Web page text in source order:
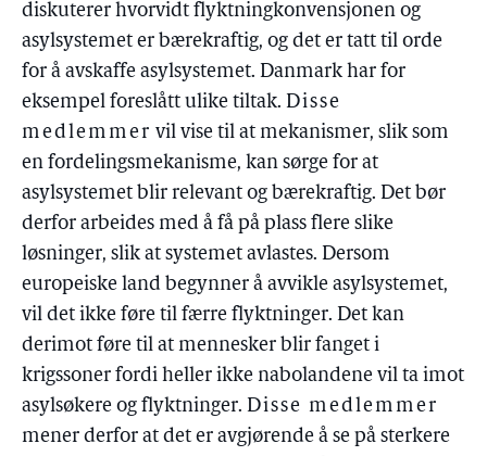
diskuterer hvorvidt flyktningkonvensjonen og
asylsystemet er bærekraftig, og det er tatt til orde
for å avskaffe asylsystemet. Danmark har for
eksempel foreslått ulike tiltak. Disse
medlemmer vil vise til at mekanismer, slik som
en fordelingsmekanisme, kan sørge for at
asylsystemet blir relevant og bærekraftig. Det bør
derfor arbeides med å få på plass flere slike
løsninger, slik at systemet avlastes. Dersom
europeiske land begynner å avvikle asylsystemet,
vil det ikke føre til færre flyktninger. Det kan
derimot føre til at mennesker blir fanget i
krigssoner fordi heller ikke nabolandene vil ta imot
asylsøkere og flyktninger. Disse medlemmer
mener derfor at det er avgjørende å se på sterkere